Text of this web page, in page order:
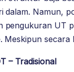
dalam. Namun,
pengukuran UT
Meskipun
– Tradisional